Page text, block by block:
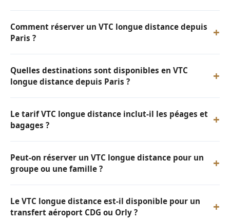
Comment réserver un VTC longue distance depuis
Paris ?
+
Quelles destinations sont disponibles en VTC
longue distance depuis Paris ?
+
Le tarif VTC longue distance inclut-il les péages et
bagages ?
+
Peut-on réserver un VTC longue distance pour un
groupe ou une famille ?
+
Le VTC longue distance est-il disponible pour un
transfert aéroport CDG ou Orly ?
+